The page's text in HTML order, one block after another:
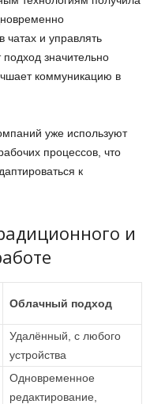
чатах и управлять
значительно
коммуникацию в
уже используют
процессов, что
к
и
Облачный подход
Удалённый, с любого
устройства
Одновременное
редактирование,